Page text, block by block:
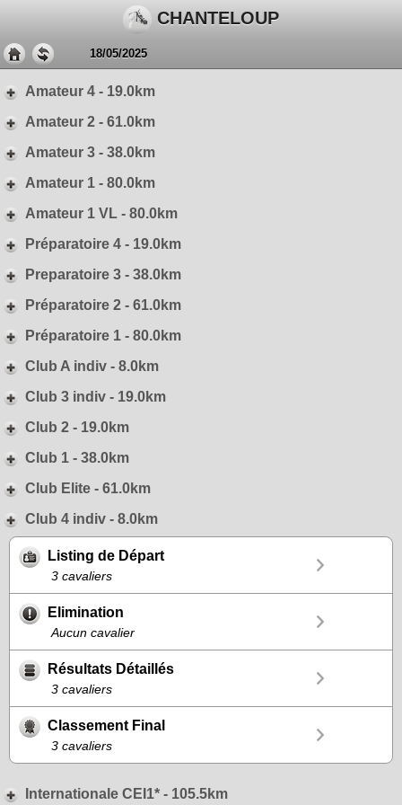
CHANTELOUP
18/05/2025
Amateur 4 - 19.0km
Amateur 2 - 61.0km
Amateur 3 - 38.0km
Amateur 1 - 80.0km
Amateur 1 VL - 80.0km
Préparatoire 4 - 19.0km
Preparatoire 3 - 38.0km
Préparatoire 2 - 61.0km
Préparatoire 1 - 80.0km
Club A indiv - 8.0km
Club 3 indiv - 19.0km
Club 2 - 19.0km
Club 1 - 38.0km
Club Elite - 61.0km
Club 4 indiv - 8.0km
Listing de Départ
3 cavaliers
Elimination
Aucun cavalier
Résultats Détaillés
3 cavaliers
Classement Final
3 cavaliers
Internationale CEI1* - 105.5km